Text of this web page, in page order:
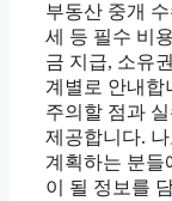
부동산 중개
세 등 필수 비
금 지급, 소유
계별로 안내합
주의할 점과
제공합니다.
계획하는 분들
이 될 정보를